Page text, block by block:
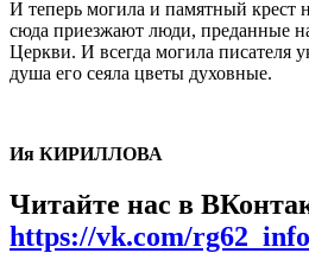
И теперь могила и памятный крест
сюда приезжают люди, преданные
Церкви. И всегда могила писателя
душа его сеяла цветы духовные.
Ия КИРИЛЛОВА
Читайте нас в
https://vk.com/rg62_info